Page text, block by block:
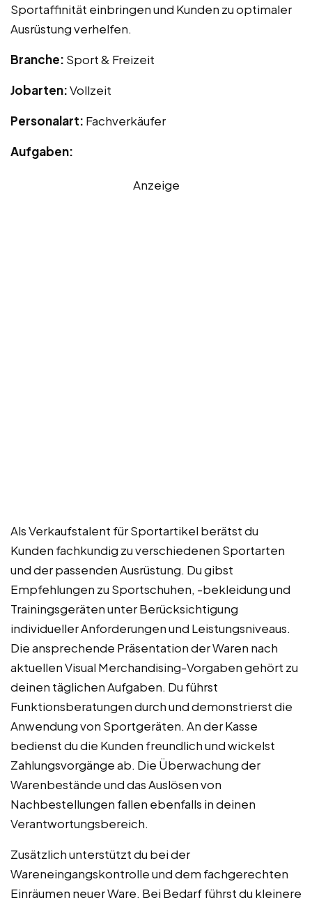
Sportaffinität einbringen und Kunden zu optimaler
Ausrüstung verhelfen.
Branche: Sport & Freizeit
Jobarten:Vollzeit
Personalart: Fachverkäufer
Aufgaben:
Anzeige
Als Verkaufstalent für Sportartikel berätst du
Kunden fachkundig zu verschiedenen Sportarten
und der passenden Ausrüstung. Du gibst
Empfehlungen zu Sportschuhen, -bekleidung und
Trainingsgeräten unter Berücksichtigung
individueller Anforderungen und Leistungsniveaus.
Die ansprechende Präsentation der Waren nach
aktuellen Visual Merchandising-Vorgaben gehört zu
deinen täglichen Aufgaben. Du führst
Funktionsberatungen durch und demonstrierst die
Anwendung von Sportgeräten. An der Kasse
bedienst du die Kunden freundlich und wickelst
Zahlungsvorgänge ab. Die Überwachung der
Warenbestände und das Auslösen von
Nachbestellungen fallen ebenfalls in deinen
Verantwortungsbereich.
Zusätzlich unterstützt du bei der
Wareneingangskontrolle und dem fachgerechten
Einräumen neuer Ware. Bei Bedarf führst du kleinere